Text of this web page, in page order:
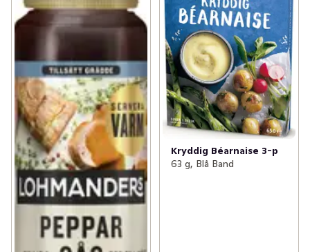
Kryddig Béarnaise 3-p
63 g, Blå Band